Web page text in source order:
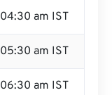
04:30 am IST
05:30 am IST
06:30 am IST